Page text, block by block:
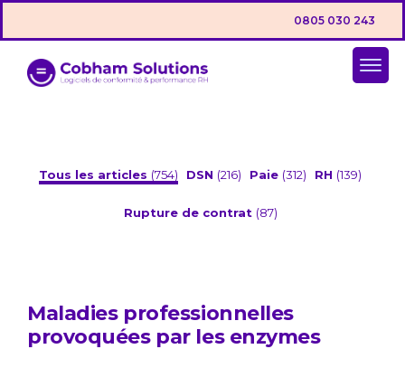
0805 030 243
Tous les articles (754) DSN (216) Paie (312) RH (139)
Rupture de contrat (87)
Maladies professionnelles
provoquées par les enzymes